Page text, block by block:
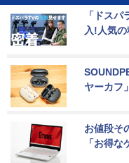
「ドス
入!人気
ヤーカフ
お値段そ
「お得な